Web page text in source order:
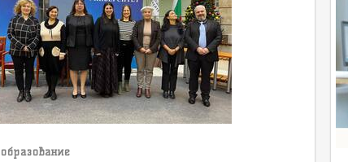
образование